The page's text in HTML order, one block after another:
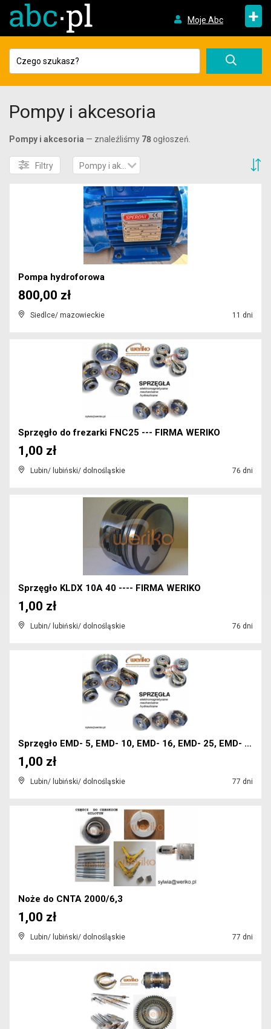
Moje Abc +
Pompy i akcesoria
Pompy i akcesoria — znaleźliśmy 78 ogłoszeń.
Filtry Pompy i akcesoria
Pompa hydroforowa
Siedlce/ mazowieckie 11 dni
800,00 zł
Sprzęgło do frezarki FNC25 --- FIRMA WERIKO
Lubin/ lubiński/ dolnośląskie 76 dni
1,00 zł
Sprzęgło KLDX 10A 40 ---- FIRMA WERIKO
Lubin/ lubiński/ dolnośląskie 76 dni
1,00 zł
Sprzęgło EMD- 5, EMD- 10, EMD- 16, EMD- 25, EMD- 4...
Lubin/ lubiński/ dolnośląskie 77 dni
1,00 zł
Noże do CNTA 2000/6,3
Lubin/ lubiński/ dolnośląskie 77 dni
1,00 zł